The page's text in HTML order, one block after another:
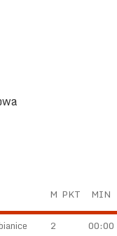
M PKT MIN
2 00:00